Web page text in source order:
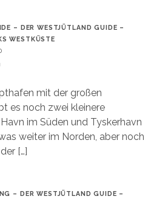
– DER WESTJÜTLAND GUIDE –
WESTKÜSTE
mit der großen
es noch zwei kleinere
im Süden und Tyskerhavn
weiter im Norden, aber noch
[…]
– DER WESTJÜTLAND GUIDE –